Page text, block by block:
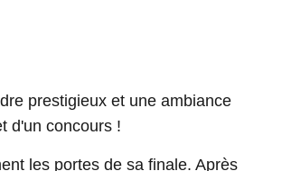
prestigieux et une ambiance
d'un concours !
les portes de sa finale. Après